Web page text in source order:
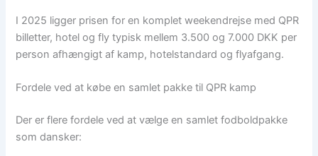
I 2025 ligger prisen for en komplet weekendrejse med QPR
billetter, hotel og fly typisk mellem 3.500 og 7.000 DKK per
person afhængigt af kamp, hotelstandard og flyafgang.
Fordele ved at købe en samlet pakke til QPR kamp
Der er flere fordele ved at vælge en samlet fodboldpakke
som dansker: